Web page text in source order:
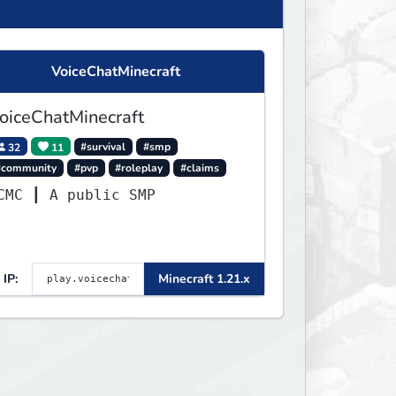
VoiceChatMinecraft
32 11 #survival
#smp
#pvp #roleplay #claims
VCMC ┃ A public SMP
IP: Minecraft 1.21.x